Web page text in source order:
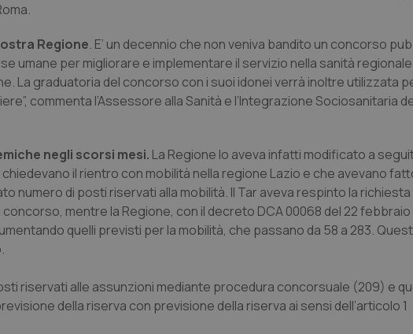
Regione. E’ un decennio che non veniva bandito un concorso
umane per migliorare e implementare il servizio nella sanità
La graduatoria del concorso con i suoi idonei verrà inoltre utilizzata
commenta l’Assessore alla Sanità e l’Integrazione Sociosanitaria
negli scorsi mesi. La Regione lo aveva infatti modificato a
il rientro con mobilità nella regione Lazio e che avevano
numero di posti riservati alla mobilità. Il Tar aveva respinto la richiesta
mentre la Regione, con il decreto DCA 00068 del 22 febbraio
quelli previsti per la mobilità, che passano da 58 a 283.
riservati alle assunzioni mediante procedura concorsuale (209) e
della riserva con previsione della riserva ai sensi dell’articolo 1